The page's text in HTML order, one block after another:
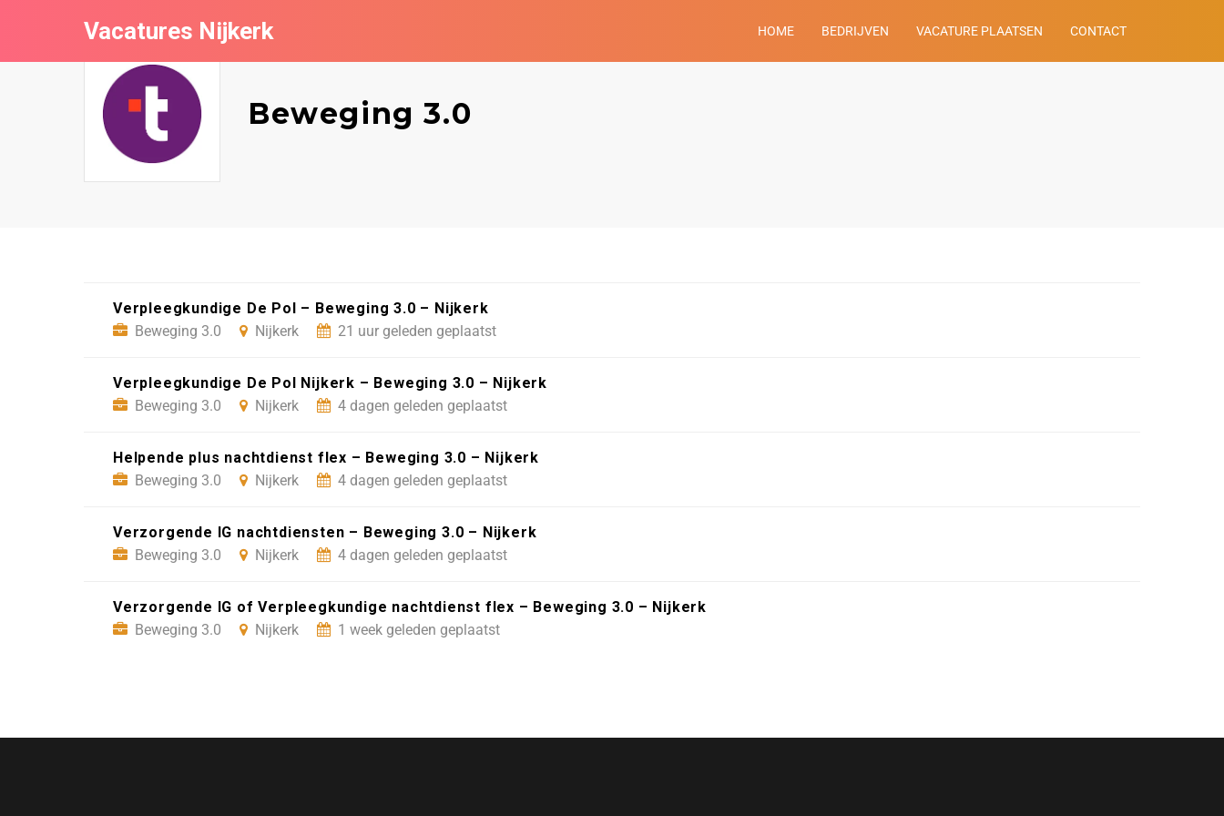
Vacatures Nijkerk HOME BEDRIJVEN VACATURE PLAATSEN CONTACT
Beweging 3.0
Verpleegkundige De Pol – Beweging 3.0 – Nijkerk
Beweging 3.0
Nijkerk 21 uur geleden geplaatst
Verpleegkundige De Pol Nijkerk – Beweging 3.0 – Nijkerk
Beweging 3.0
Nijkerk 4 dagen geleden geplaatst
Helpende plus nachtdienst flex – Beweging 3.0 – Nijkerk
Beweging 3.0
Nijkerk 4 dagen geleden geplaatst
Verzorgende IG nachtdiensten – Beweging 3.0 – Nijkerk
Beweging 3.0
Nijkerk 4 dagen geleden geplaatst
Verzorgende IG of Verpleegkundige nachtdienst flex – Beweging 3.0 – Nijkerk
Beweging 3.0
Nijkerk 1 week geleden geplaatst